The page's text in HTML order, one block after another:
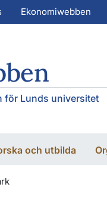
Ekonomiwebben
för Lunds universitet
och utbilda